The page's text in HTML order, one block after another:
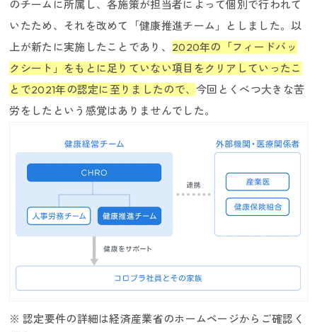
のチームに所属し、各施策が担当者によって個別で行われて
いたため、それを改めて「健康推進チーム」としました。以
上が新たに実施したことであり、 2020年の「フィードバッ
クシート」をもとに足りていない項目をクリアしていったこ
とで2021年の認定に至りましたので、今回とくべつ大きな苦
労をしたという感覚はありませんでした。
※ 認定要件の詳細は経済産業省のホームページからご確認く